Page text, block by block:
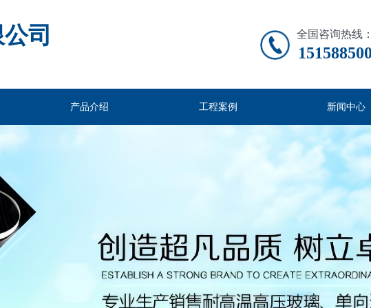
全国咨询热线：
司
产品介绍 工程案例 新闻中心